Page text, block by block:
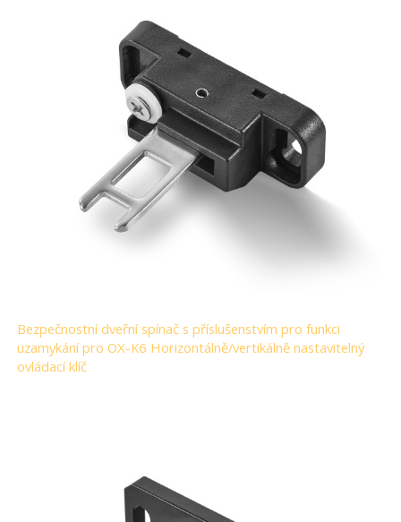
Bezpečnostní dveřní spínač s příslušenstvím pro funkci
uzamykání pro OX-K6 Horizontálně/vertikálně nastavitelný
ovládací klíč